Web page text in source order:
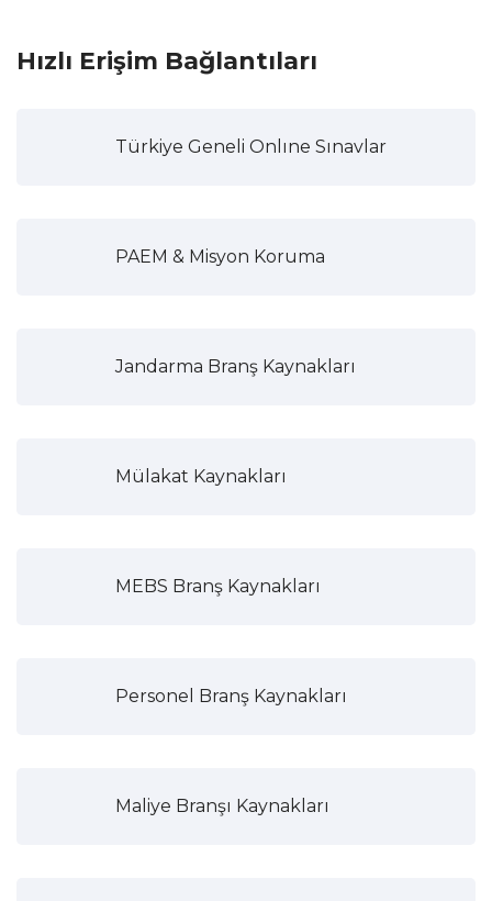
Hızlı Erişim Bağlantıları
Türkiye Geneli Onlıne Sınavlar
PAEM & Misyon Koruma
Jandarma Branş Kaynakları
Mülakat Kaynakları
MEBS Branş Kaynakları
Personel Branş Kaynakları
Maliye Branşı Kaynakları